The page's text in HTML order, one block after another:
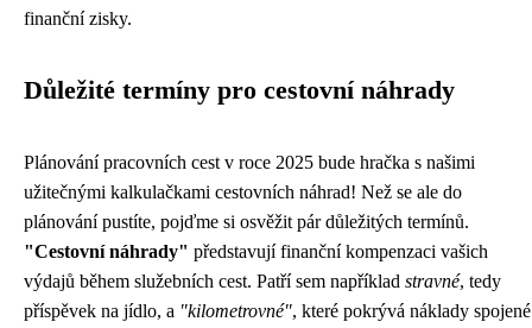
finanční zisky.
Důležité termíny pro cestovní náhrady
Plánování pracovních cest v roce 2025 bude hračka s našimi
užitečnými kalkulačkami cestovních náhrad! Než se ale do
plánování pustíte, pojďme si osvěžit pár důležitých termínů.
"Cestovní náhrady" představují finanční kompenzaci vašich
výdajů během služebních cest. Patří sem například stravné, tedy
příspěvek na jídlo, a "kilometrovné", které pokrývá náklady spojené